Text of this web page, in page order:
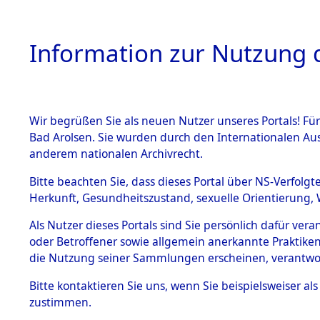
HOME
BESTÄNDE
Inhaftierungsdoku
mente
1.2.9 Beim ITS
verwahrte
1.2.9.1
Effekten aus
0084
Information zur Nutzung
Wir begrüßen Sie als neuen Nutzer unseres Portals!
Bad Arolsen. Sie wurden durch den Internationalen
anderem nationalen Archivrecht.
Bitte beachten Sie, dass dieses Portal über NS-
Herkunft, Gesundheitszustand, sexuelle
Als Nutzer dieses Portals sind Sie persönlich dafür
oder Betroffener sowie allgemein anerkannte
die Nutzung seiner Sammlungen erscheinen,
Bitte kontaktieren Sie uns, wenn Sie beispielsweiser
zustimmen.